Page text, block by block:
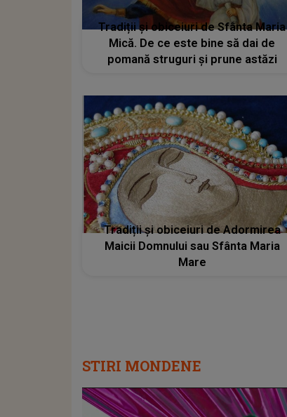
Tradiții și obiceiuri de Sfânta Maria
Mică. De ce este bine să dai de
pomană struguri și prune astăzi
Tradiții și obiceiuri de Adormirea
Maicii Domnului sau Sfânta Maria
Mare
STIRI MONDENE